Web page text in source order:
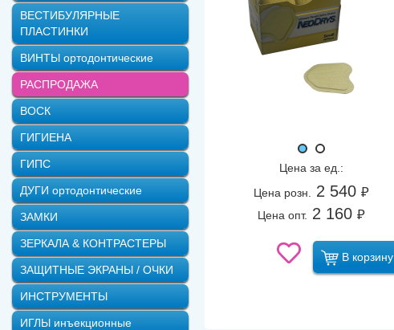
Цена за ед.:
Цена розн.
2 540 ₽
Цена опт. 2 160 ₽
В корзину
ВЕСТИБУЛЯРНЫЕ
ПЛАСТИНКИ
ВИНТЫ ортодонтические
РАСПРОДАЖА
ВОСК
ГИГИЕНА
ГИПС
ДУГИ ортодонтические
ЗАМКИ
ЗЕРКАЛА & КОНТРАСТЕРЫ
ЗАЩИТНЫЕ ЭКРАНЫ / ОЧКИ
ИНСТРУМЕНТЫ
ИГЛЫ инъекционные